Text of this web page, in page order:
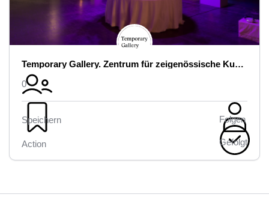
Temporary Gallery. Zentrum für zeigenössische Kunst
0
Speichern
Action
Folgen
Gefolgt